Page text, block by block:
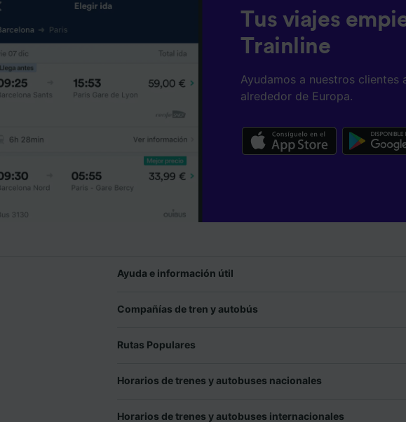
Tus viajes
Trainline
Ayudamos a nuestros clientes
alrededor de Europa.
Ayuda e información útil
Compañías de tren y autobús
Rutas Populares
Horarios de trenes y autobuses nacionales
Horarios de trenes y autobuses internacionales